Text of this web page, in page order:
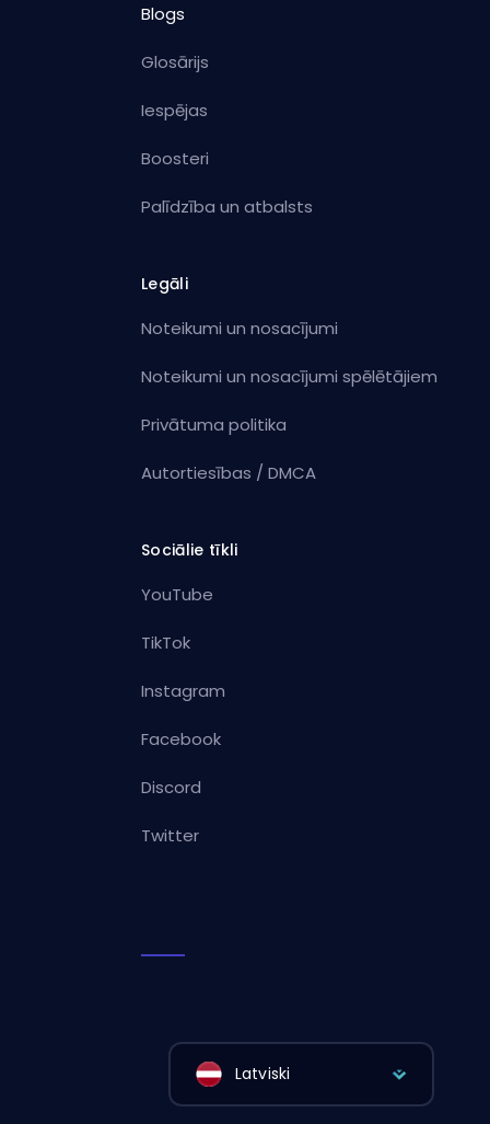
Blogs
Glosārijs
Iespējas
Boosteri
Palīdzība un atbalsts
Legāli
Noteikumi un nosacījumi
Noteikumi un nosacījumi spēlētājiem
Privātuma politika
Autortiesības / DMCA
Sociālie tīkli
YouTube
TikTok
Instagram
Facebook
Discord
Twitter
Latviski